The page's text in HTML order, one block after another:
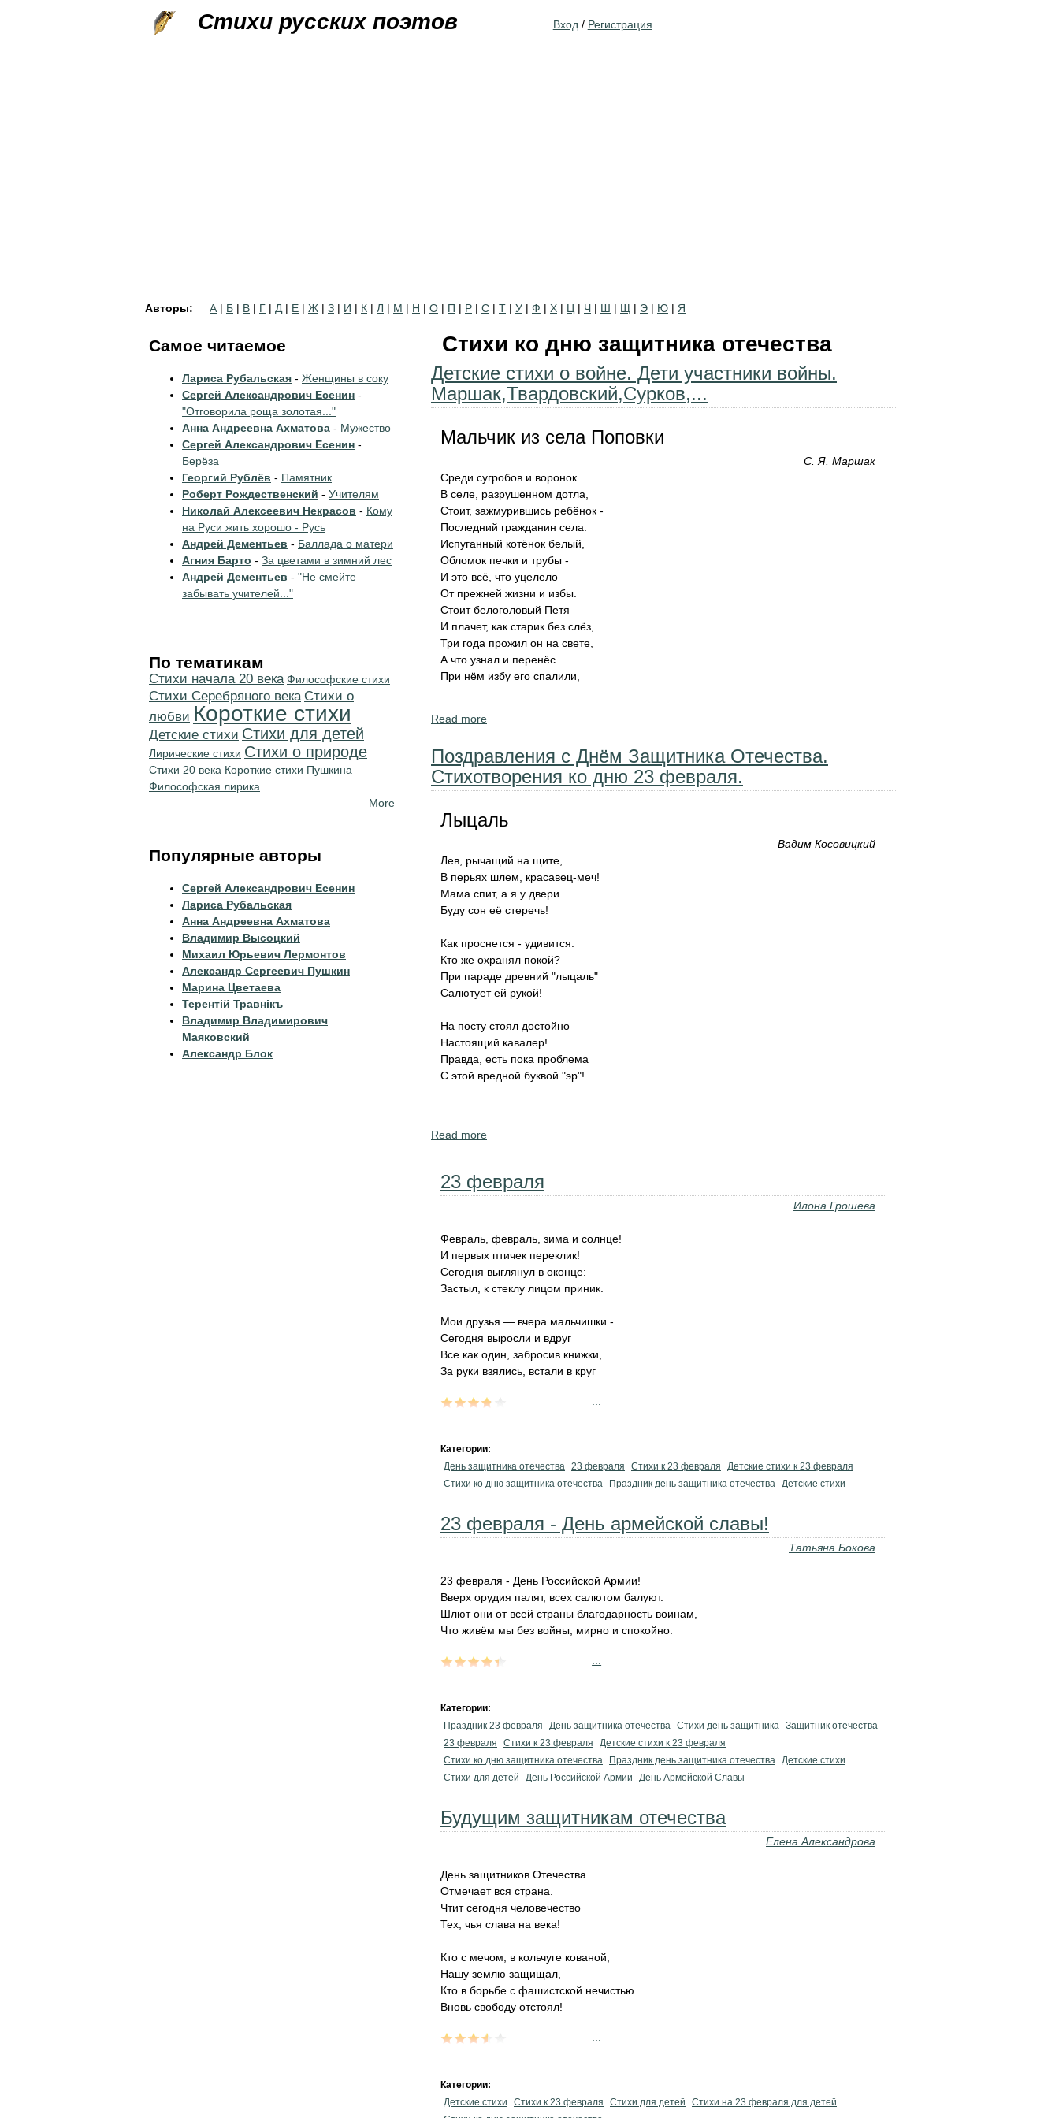
Стихи русских поэтов Вход / Регистрация
Авторы: А | Б | В | Г | Д | Е | Ж | З | И | К | Л | М | Н | О | П | Р | С | Т | У | Ф | Х | Ц | Ч | Ш | Щ | Э | Ю | Я
Стихи ко дню защитника отечества
Детские стихи о войне. Дети участники войны.
Маршак,Твардовский,Сурков,...
Мальчик из села Поповки
С. Я. Маршак
Среди сугробов и воронок
В селе, разрушенном дотла,
Стоит, зажмурившись ребёнок -
Последний гражданин села.
Испуганный котёнок белый,
Обломок печки и трубы -
И это всё, что уцелело
От прежней жизни и избы.
Стоит белоголовый Петя
И плачет, как старик без слёз,
Три года прожил он на свете,
А что узнал и перенёс.
При нём избу его спалили,
Read more
Поздравления с Днём Защитника Отечества.
Стихотворения ко дню 23 февраля.
Лыцаль
Вадим Косовицкий
Лев, рычащий на щите,
В перьях шлем, красавец-меч!
Мама спит, а я у двери
Буду сон её стеречь!
Как проснется - удивится:
Кто же охранял покой?
При параде древний "лыцаль"
Салютует ей рукой!
На посту стоял достойно
Настоящий кавалер!
Правда, есть пока проблема
С этой вредной буквой "эр"!
Read more
23 февраля
Илона Грошева
Февраль, февраль, зима и солнце!
И первых птичек переклик!
Сегодня выглянул в оконце:
Застыл, к стеклу лицом приник.
Мои друзья — вчера мальчишки -
Сегодня выросли и вдруг
Все как один, забросив книжки,
За руки взялись, встали в круг
Категории:
День защитника отечества 23 февраля Стихи к 23 февраля
Детские стихи к 23 февраля
Стихи ко дню защитника отечества
Праздник день защитника отечества Детские стихи
23 февраля - День армейской славы!
Татьяна Бокова
23 февраля - День Российской Армии!
Вверх орудия палят, всех салютом балуют.
Шлют они от всей страны благодарность воинам,
Что живём мы без войны, мирно и спокойно.
Категории:
Праздник 23 февраля
День защитника отечества Стихи день защитника Защитник отечества
23 февраля
Стихи к 23 февраля
Детские стихи к 23 февраля
Стихи ко дню защитника отечества
Праздник день защитника отечества Детские стихи
Стихи для детей
День Российской Армии День Армейской Славы
Будущим защитникам отечества
Елена Александрова
День защитников Отечества
Отмечает вся страна.
Чтит сегодня человечество
Тех, чья слава на века!
Кто с мечом, в кольчуге кованой,
Нашу землю защищал,
Кто в борьбе с фашистской нечистью
Вновь свободу отстоял!
Категории:
Детские стихи
Стихи к 23 февраля Стихи для детей
Стихи на 23 февраля для детей
Самое читаемое
Лариса Рубальская - Женщины в соку
Сергей Александрович Есенин -
"Отговорила роща золотая..."
Анна Андреевна Ахматова - Мужество
Сергей Александрович Есенин -
Берёза
Георгий Рублёв - Памятник
Роберт Рождественский - Учителям
Николай Алексеевич Некрасов - Кому
на Руси жить хорошо - Русь
Андрей Дементьев - Баллада о матери
Агния Барто - За цветами в зимний лес
Андрей Дементьев - "Не смейте
забывать учителей..."
По тематикам
Cтихи начала 20 века Философские стихи
Cтихи Серебряного века Стихи о
любви Короткие стихи
Детские стихи Стихи для детей
Лирические стихи Стихи о природе
Стихи 20 века Короткие стихи Пушкина
Философская лирика
More
Популярные авторы
Сергей Александрович Есенин
Лариса Рубальская
Анна Андреевна Ахматова
Владимир Высоцкий
Михаил Юрьевич Лермонтов
Александр Сергеевич Пушкин
Марина Цветаева
Терентiй Травнiкъ
Владимир Владимирович
Маяковский
Александр Блок